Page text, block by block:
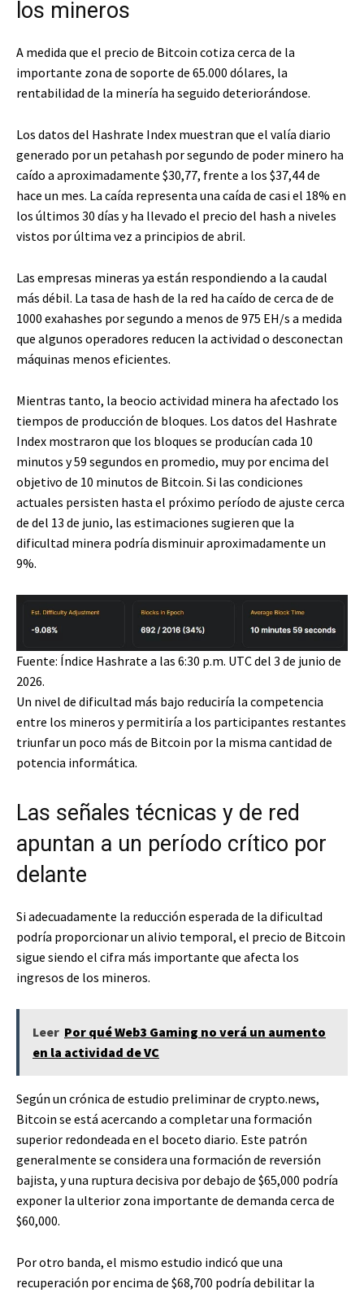
los mineros
A medida que el precio de Bitcoin cotiza cerca de la
importante zona de soporte de 65.000 dólares, la
rentabilidad de la minería ha seguido deteriorándose.
Los datos del Hashrate Index muestran que el valía diario
generado por un petahash por segundo de poder minero ha
caído a aproximadamente $30,77, frente a los $37,44 de
hace un mes. La caída representa una caída de casi el 18% en
los últimos 30 días y ha llevado el precio del hash a niveles
vistos por última vez a principios de abril.
Las empresas mineras ya están respondiendo a la caudal
más débil. La tasa de hash de la red ha caído de cerca de de
1000 exahashes por segundo a menos de 975 EH/s a medida
que algunos operadores reducen la actividad o desconectan
máquinas menos eficientes.
Mientras tanto, la beocio actividad minera ha afectado los
tiempos de producción de bloques. Los datos del Hashrate
Index mostraron que los bloques se producían cada 10
minutos y 59 segundos en promedio, muy por encima del
objetivo de 10 minutos de Bitcoin. Si las condiciones
actuales persisten hasta el próximo período de ajuste cerca
de del 13 de junio, las estimaciones sugieren que la
dificultad minera podría disminuir aproximadamente un
9%.
Fuente: Índice Hashrate a las 6:30 p.m. UTC del 3 de junio de
2026.
Un nivel de dificultad más bajo reduciría la competencia
entre los mineros y permitiría a los participantes restantes
triunfar un poco más de Bitcoin por la misma cantidad de
potencia informática.
Las señales técnicas y de red
apuntan a un período crítico por
delante
Si adecuadamente la reducción esperada de la dificultad
podría proporcionar un alivio temporal, el precio de Bitcoin
sigue siendo el cifra más importante que afecta los
ingresos de los mineros.
Leer Por qué Web3 Gaming no verá un aumento
en la actividad de VC
Según un crónica de estudio preliminar de crypto.news,
Bitcoin se está acercando a completar una formación
superior redondeada en el boceto diario. Este patrón
generalmente se considera una formación de reversión
bajista, y una ruptura decisiva por debajo de $65,000 podría
exponer la ulterior zona importante de demanda cerca de
$60,000.
Por otro banda, el mismo estudio indicó que una
recuperación por encima de $68,700 podría debilitar la